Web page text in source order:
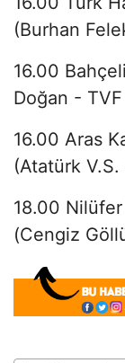
(Burhan
16.00
Doğan -
16.00 Aras
(Atatürk
18.00 Nilüfer
(Cengiz